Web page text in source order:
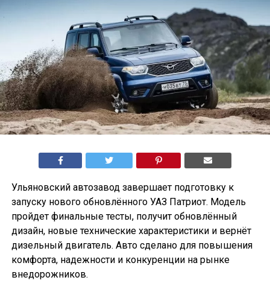
Ульяновский автозавод завершает подготовку к
запуску нового обновлённого УАЗ Патриот. Модель
пройдет финальные тесты, получит обновлённый
дизайн, новые технические характеристики и вернёт
дизельный двигатель. Авто сделано для повышения
комфорта, надежности и конкуренции на рынке
внедорожников.